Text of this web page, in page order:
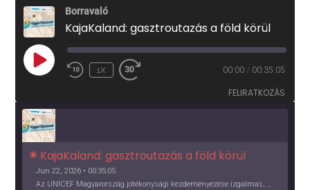
Borravaló
KajaKaland: gasztroutazás a föld körül
PLAY
EPISODE
1X 00:00 / 00:35:05
FELIRATKOZÁS
KajaKaland: gasztroutazás a föld körül
Jun 22, 2026 • 00:35:05
Az UNICEF Magyarország jótékonysági kezdeményezése izgalmas, egész éves világkörüli ízutazásra hív, igazi családi program és gasztroedukáció, illetve segítség a rászorulóknak is egyben.